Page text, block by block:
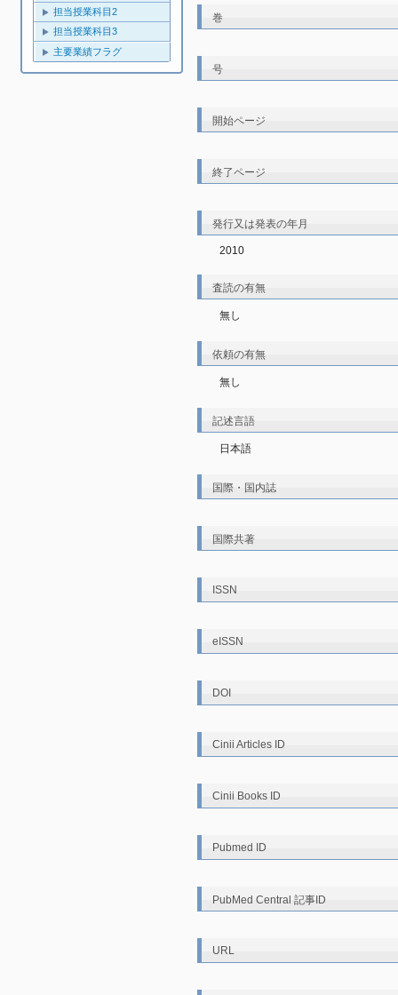
担当授業科目2
担当授業科目3
主要業績フラグ
巻
号
開始ページ
終了ページ
発行又は発表の年月
2010
査読の有無
無し
依頼の有無
無し
記述言語
日本語
国際・国内誌
国際共著
ISSN
eISSN
DOI
Cinii Articles ID
Cinii Books ID
Pubmed ID
PubMed Central 記事ID
URL